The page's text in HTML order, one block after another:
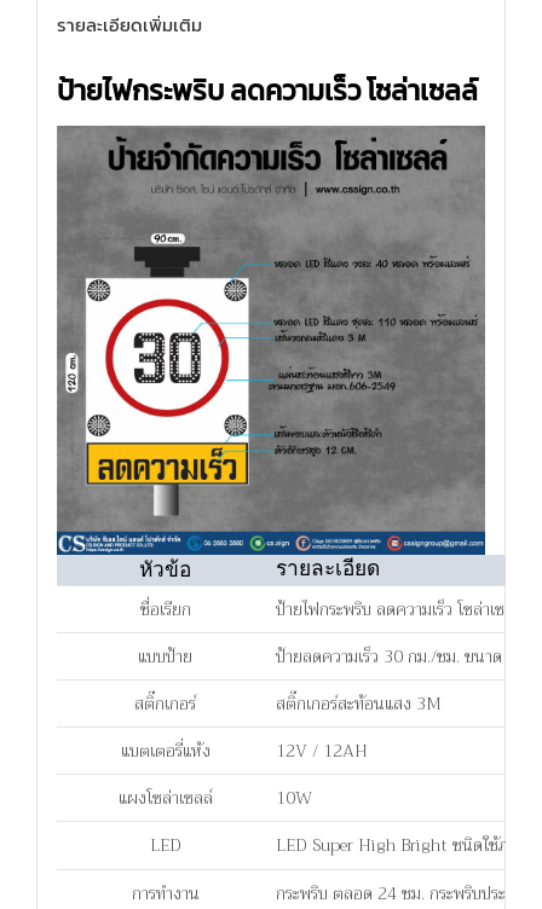
รายละเอียดเพิ่มเติม
ป้ายไฟกระพริบ ลดความเร็ว โซล่าเซลล์
หัวข้อ รายละเอียด
ชื่อเรียก
ป้ายไฟกระพริบ ลดความเร็ว โซล่าเซลล์
แบบป้าย
ป้ายลดความเร็ว 30 กม./ชม. ขนาด
สติ๊กเกอร์
สติ๊กเกอร์สะท้อนแสง 3M
แบตเตอรี่แห้ง
12V / 12AH
แผงโซล่าเซลล์
10W
LED
LED Super High Bright ชนิดใช้ภาย
การทำงาน
กระพริบ ตลอด 24 ชม. กระพริบประมา